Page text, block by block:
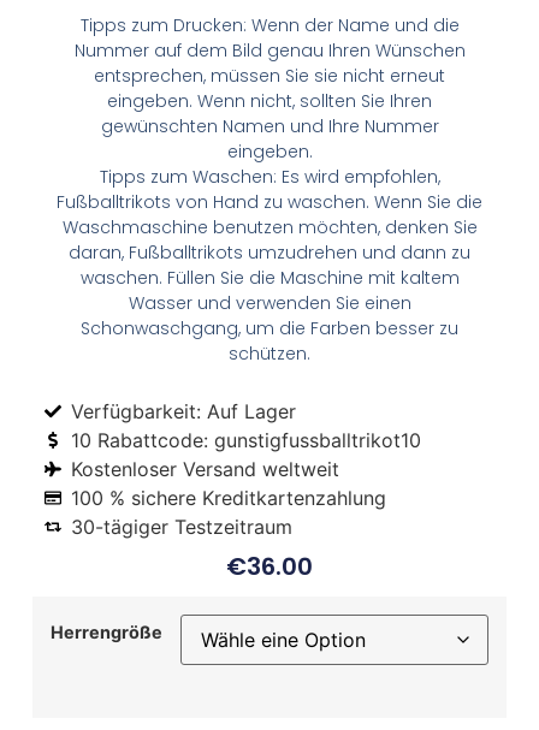
Tipps zum Drucken: Wenn der Name und die
Nummer auf dem Bild genau Ihren Wünschen
entsprechen, müssen Sie sie nicht erneut
eingeben. Wenn nicht, sollten Sie Ihren
gewünschten Namen und Ihre Nummer
eingeben.
Tipps zum Waschen: Es wird empfohlen,
Fußballtrikots von Hand zu waschen. Wenn Sie die
Waschmaschine benutzen möchten, denken Sie
daran, Fußballtrikots umzudrehen und dann zu
waschen. Füllen Sie die Maschine mit kaltem
Wasser und verwenden Sie einen
Schonwaschgang, um die Farben besser zu
schützen.
Verfügbarkeit: Auf Lager
10 Rabattcode: gunstigfussballtrikot10
Kostenloser Versand weltweit
100 % sichere Kreditkartenzahlung
30-tägiger Testzeitraum
€36.00
Herrengröße